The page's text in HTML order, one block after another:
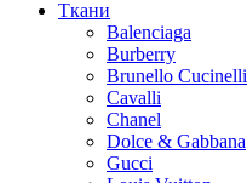
Ткани
Balenciaga
Burberry
Brunello Cucinelli
Cavalli
Chanel
Dolce & Gabbana
Gucci